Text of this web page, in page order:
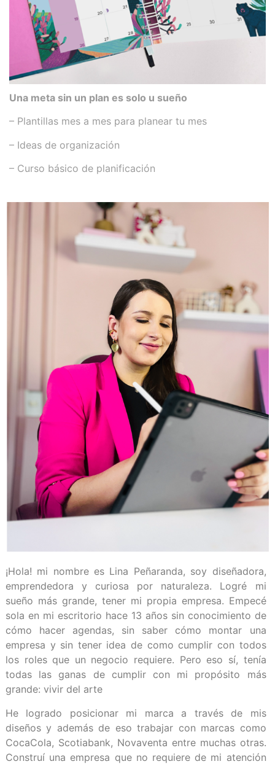
Una meta sin un plan es solo u sueño
– Plantillas mes a mes para planear tu mes
– Ideas de organización
– Curso básico de planificación
¡Hola! mi nombre es Lina Peñaranda, soy diseñadora,
emprendedora y curiosa por naturaleza. Logré mi
sueño más grande, tener mi propia empresa. Empecé
sola en mi escritorio hace 13 años sin conocimiento de
cómo hacer agendas, sin saber cómo montar una
empresa y sin tener idea de como cumplir con todos
los roles que un negocio requiere. Pero eso sí, tenía
todas las ganas de cumplir con mi propósito más
grande: vivir del arte
He logrado posicionar mi marca a través de mis
diseños y además de eso trabajar con marcas como
CocaCola, Scotiabank, Novaventa entre muchas otras.
Construí una empresa que no requiere de mi atención